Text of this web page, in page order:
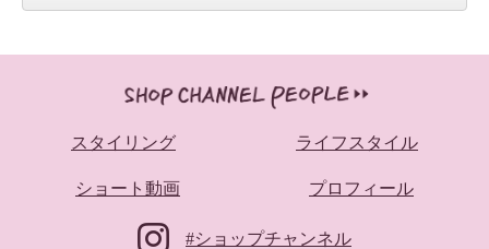
スタイリング ライフスタイル
ショート動画 プロフィール
#ショップチャンネル